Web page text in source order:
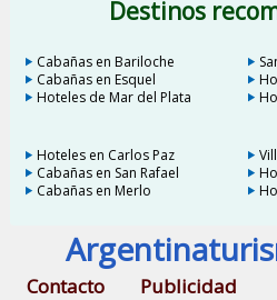
Destinos
Cabañas en Bariloche
Cabañas en Esquel
Hoteles de Mar del Plata
Hoteles en Carlos Paz
Cabañas en San Rafael
Cabañas en Merlo
Contacto Publicidad